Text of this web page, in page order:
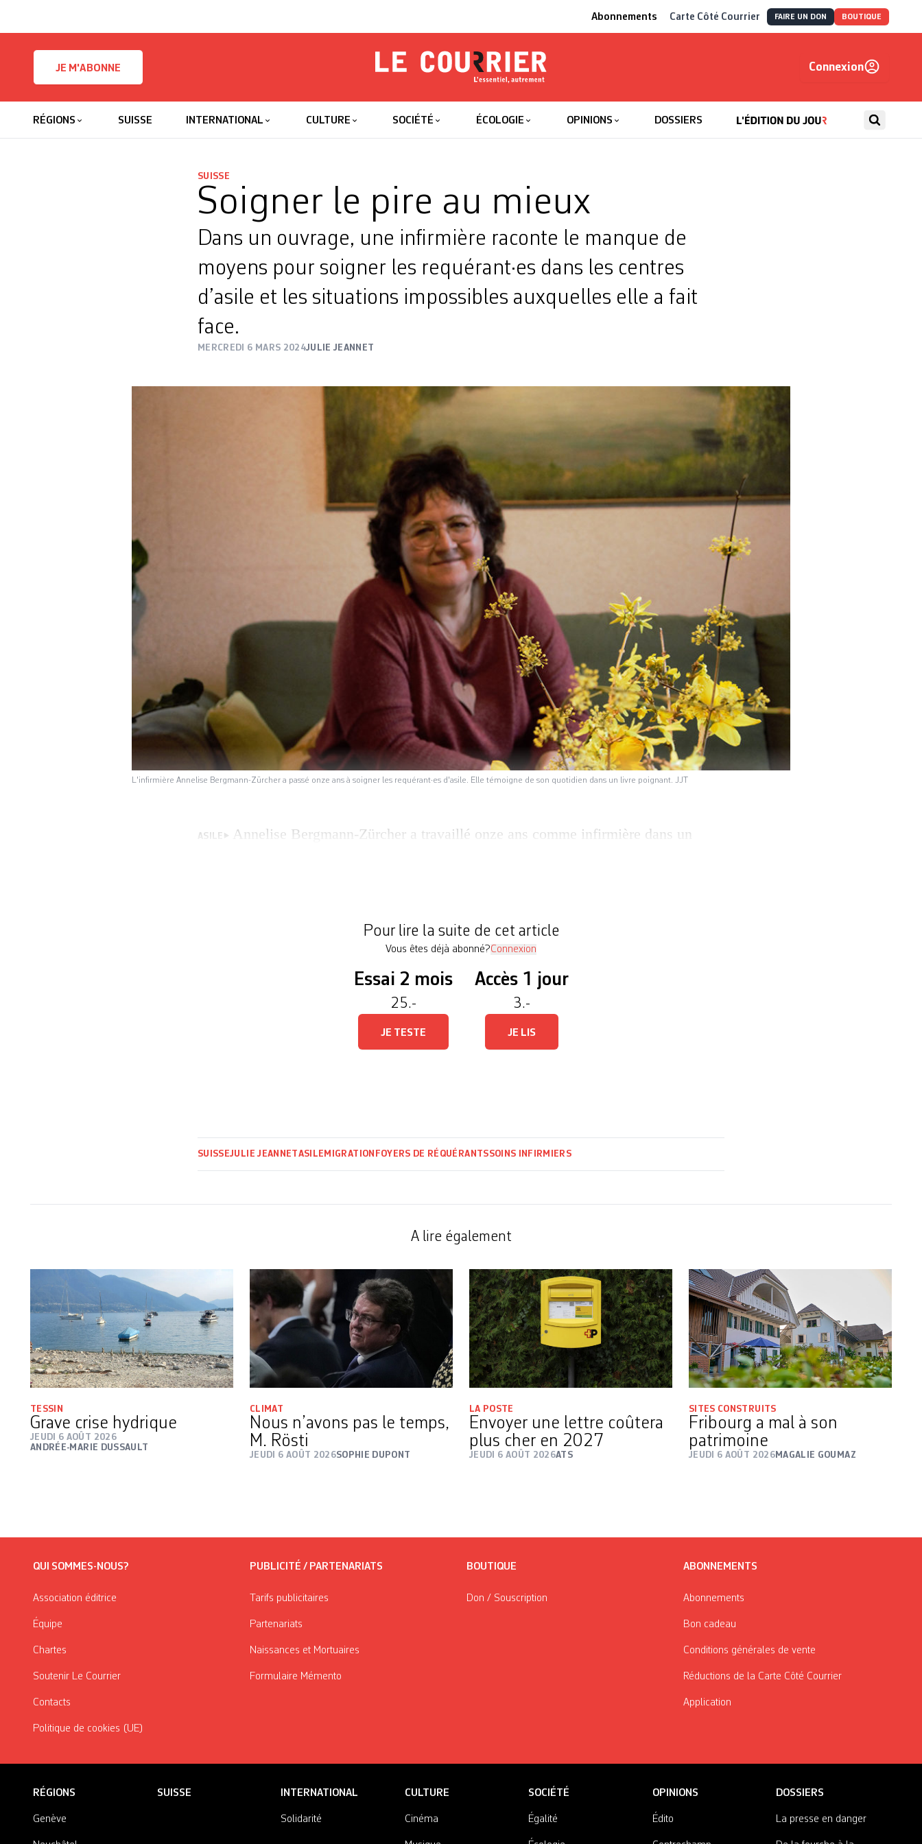
Abonnements Carte Côté Courrier FAIRE UN DON BOUTIQUE
JE M'ABONNE
Le Courrier
Connexion
RÉGIONS SUISSE INTERNATIONAL CULTURE SOCIÉTÉ ÉCOLOGIE OPINIONS DOSSIERS
SUISSE
Soigner le pire au mieux
Dans un ouvrage, une infirmière raconte le manque de
moyens pour soigner les requérant·es dans les centres
d’asile et les situations impossibles auxquelles elle a fait
face.
MERCREDI 6 MARS 2024JULIE JEANNET
L'infirmière Annelise Bergmann-Zürcher a passé onze ans à soigner les requérant·es d'asile. Elle témoigne de son quotidien dans un livre poignant. JJT
ASILE
Annelise Bergmann-Zürcher a travaillé onze ans comme infirmière dans un
Pour lire la suite de cet article
Vous êtes déjà abonné?Connexion
Essai 2 mois
25.-
JE TESTE
Accès 1 jour
3.-
JE LIS
SUISSEJULIE JEANNETASILE MIGRATION FOYERS DE RÉQUÉRANTSSOINS INFIRMIERS
A lire également
TESSIN
Grave crise hydrique
JEUDI 6 AOÛT 2026
ANDRÉE-MARIE DUSSAULT
CLIMAT
Nous n’avons pas le temps,
M. Rösti
JEUDI 6 AOÛT 2026SOPHIE DUPONT
LA POSTE
Envoyer une lettre coûtera
plus cher en 2027
JEUDI 6 AOÛT 2026ATS
SITES CONSTRUITS
Fribourg a mal à son
patrimoine
JEUDI 6 AOÛT 2026MAGALIE GOUMAZ
QUI SOMMES-NOUS?
Association éditrice
Équipe
Chartes
Soutenir Le Courrier
Contacts
Politique de cookies (UE)
PUBLICITÉ / PARTENARIATS
Tarifs publicitaires
Partenariats
Naissances et Mortuaires
Formulaire Mémento
BOUTIQUE
Don / Souscription
ABONNEMENTS
Abonnements
Bon cadeau
Conditions générales de vente
Réductions de la Carte Côté Courrier
Application
RÉGIONS
Genève
SUISSE INTERNATIONAL
Solidarité
CULTURE
Cinéma
SOCIÉTÉ
Égalité
OPINIONS
Édito
DOSSIERS
La presse en danger